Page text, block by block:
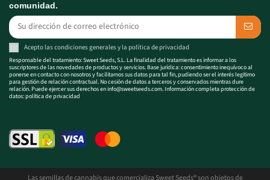
comunidad.
Acepto lascondiciones generalesy la política de privacidad
Responsable del tratamiento: Sweet Seeds, S.L. La finalidad del tratamiento es informar a los
suscriptores de las novedades de productos y servicios. Base jurídica: consentimiento inequívoco al
ponerse en contacto con nosotros y facilitarnos sus datos para tal fin, pudiendo ser el interés legítimo
para gestión de relación contractual. No cesión de datos a terceros y conservados mientras dure
relación. Puede ejercer sus derechos eninfo@sweetseeds.com. Información completa protección de
datos:política de privacidad